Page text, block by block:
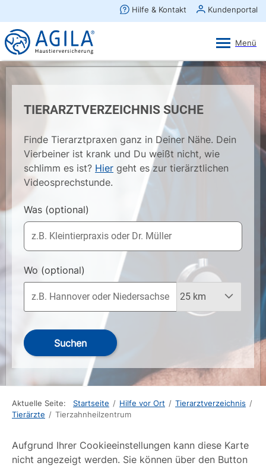
TIERARZTVERZEICHNIS SUCHE
Finde Tierarztpraxen ganz in Deiner Nähe. Dein
Vierbeiner ist krank und Du weißt nicht, wie
schlimm es ist? Hier geht es zur tierärztlichen
Videosprechstunde.
Was (optional)
Wo (optional)
Suchen
Aktuelle Seite: Startseite / Hilfe vor Ort / Tierarztverzeichnis /
Tierärzte / Tierzahnheilzentrum
Aufgrund Ihrer Cookieeinstellungen kann diese Karte
nicht angezeigt werden. Sie können über den Button
×
AGILA Kunden-App
Gratis - Im Play Store laden
Ansehen